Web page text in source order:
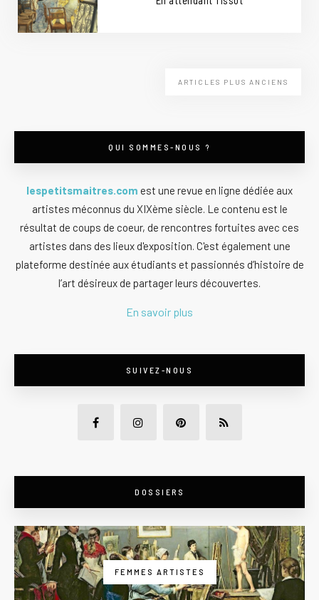
ARTICLES PLUS ANCIENS
QUI SOMMES-NOUS ?
lespetitsmaitres.com est une revue en ligne dédiée aux
artistes méconnus du XIXème siècle. Le contenu est le
résultat de coups de coeur, de rencontres fortuites avec ces
artistes dans des lieux d'exposition. C'est également une
plateforme destinée aux étudiants et passionnés d’histoire de
l’art désireux de partager leurs découvertes.
En savoir plus
SUIVEZ-NOUS
DOSSIERS
FEMMES ARTISTES